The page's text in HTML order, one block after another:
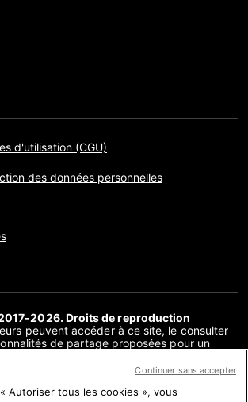
d'utilisation (CGU)
des données personnelles
2026. Droits de reproduction
peuvent accéder à ce site, le consulter
de partage proposées pour un
public, distribution de tout ou partie du
signée avec l’AFP, est interdite. Les
Autoriser tous les cookies », vous
Continuer sans accepter